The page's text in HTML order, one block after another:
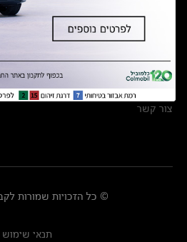
מצאו אותנו
אולמות תצוגה
מרכזי שירות
צור קשר
© כל הזכויות שמורות
תנאי שימוש